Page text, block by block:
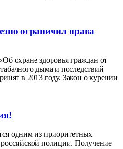
ограничил права
охране здоровья граждан от
дыма и последствий
в 2013 году. Закон о курении
одним из приоритетных
российской полиции. Получение